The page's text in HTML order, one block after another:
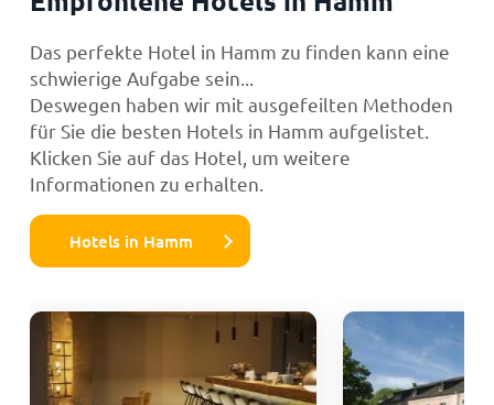
Das perfekte Hotel in Hamm zu finden kann eine
schwierige Aufgabe sein...
Deswegen haben wir mit ausgefeilten Methoden
für Sie die besten Hotels in Hamm aufgelistet.
Klicken Sie auf das Hotel, um weitere
Informationen zu erhalten.
Hotels in Hamm